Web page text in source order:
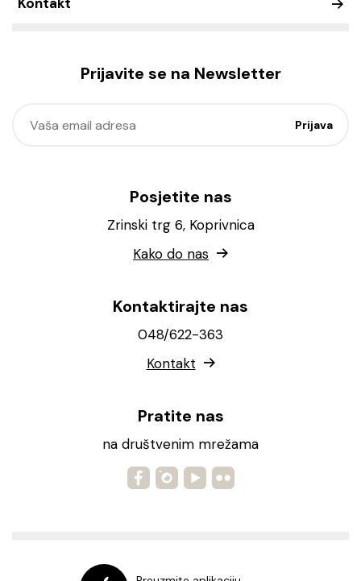
Prijavite se na Newsletter
Posjetite nas
Zrinski trg 6, Koprivnica
Kako do nas
Kontaktirajte nas
048/622-363
Kontakt
Pratite nas
na društvenim mrežama